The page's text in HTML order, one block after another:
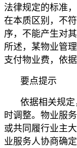
法律规定的标准
在本质区别，不
序，不能产生对
所述，某物业管
支付物业费，依
要点提示
依据相关规
时调整。物业服
或共同履行业主
业服务人协商确